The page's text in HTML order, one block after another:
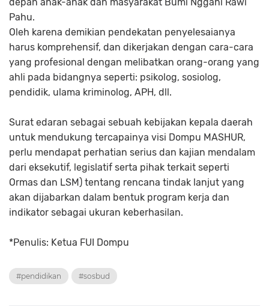
Pahu.
Oleh karena demikian pendekatan penyelesaianya
harus komprehensif, dan dikerjakan dengan cara-cara
yang profesional dengan melibatkan orang-orang yang
ahli pada bidangnya seperti: psikolog, sosiolog,
pendidik, ulama kriminolog, APH, dll.
Surat edaran sebagai sebuah kebijakan kepala daerah
untuk mendukung tercapainya visi Dompu MASHUR,
perlu mendapat perhatian serius dan kajian mendalam
dari eksekutif, legislatif serta pihak terkait seperti
Ormas dan LSM) tentang rencana tindak lanjut yang
akan dijabarkan dalam bentuk program kerja dan
indikator sebagai ukuran keberhasilan.
*Penulis: Ketua FUI Dompu
#pendidikan #sosbud